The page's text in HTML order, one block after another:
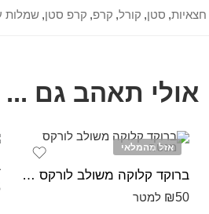
חצאיות, סטן, קורל, קרפ, קרפ סטן, שמלות
אולי תאהב גם ...
אזל מהמלאי
ברוקד קלוקה משולב לורקס מנטה
₪50 למטר